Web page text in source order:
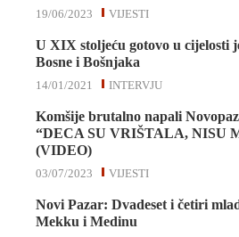
VIJESTI
19/06/2023
U XIX stoljeću gotovo u cijelosti
Bosne i Bošnjaka
INTERVJU
14/01/2021
Komšije brutalno napali
“DECA SU VRIŠTALA, NISU
(VIDEO)
VIJESTI
03/07/2023
Novi Pazar: Dvadeset i četiri
Mekku i Medinu